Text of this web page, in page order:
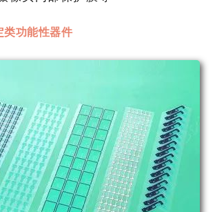
类功能性器件